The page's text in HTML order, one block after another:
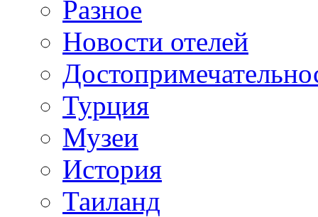
Разное
Новости отелей
Турция
Музеи
История
Таиланд